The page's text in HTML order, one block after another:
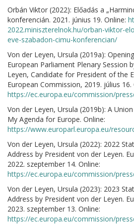
Orbán Viktor (2022): Előadás a
konferencián. 2021. június 19. Online:
2022.miniszterelnok.hu/orban-viktor-
eve-szabadon-cimu-konferencian/
Von der Leyen, Ursula (2019a):
European Parliament Plenary Session
Leyen, Candidate for President of the
European Commission, 2019. július 16.
https://ec.europa.eu/commission/
Von der Leyen, Ursula (2019b): A
My Agenda for Europe. Online:
https://www.europarl.europa.eu/
Von der Leyen, Ursula (2022): 2022
Address by President von der Leyen.
2022. szeptember 14. Online:
https://ec.europa.eu/commission/
Von der Leyen, Ursula (2023): 2023
Address by President von der Leyen.
2023. szeptember 13. Online:
https://ec.europa.eu/commission/